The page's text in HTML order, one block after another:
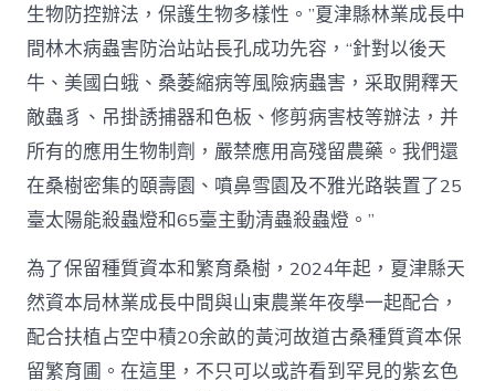
生物防控辦法，保護生物多樣性。”夏津縣林業成長中
間林木病蟲害防治站站長孔成功先容，“針對以後天
牛、美國白蛾、桑萎縮病等風險病蟲害，采取開釋天
敵蟲豸、吊掛誘捕器和色板、修剪病害枝等辦法，并
所有的應用生物制劑，嚴禁應用高殘留農藥。我們還
在桑樹密集的頤壽園、噴鼻雪園及不雅光路裝置了25
臺太陽能殺蟲燈和65臺主動清蟲殺蟲燈。”
為了保留種質資本和繁育桑樹，2024年起，夏津縣天
然資本局林業成長中間與山東農業年夜學一起配合，
配合扶植占空中積20余畝的黃河故道古桑種質資本保
留繁育圃。在這里，不只可以或許看到罕見的紫玄色